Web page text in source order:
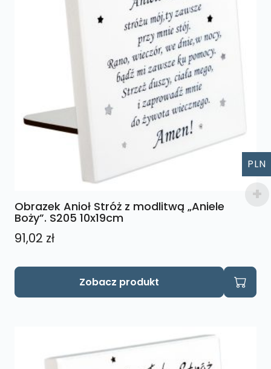
Obrazek Anioł Stróż z modlitwą „Aniele
Boży”. S205 10x19cm
91,02 zł
Zobacz produkt
PLN